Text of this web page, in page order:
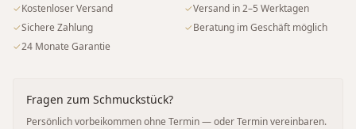
✓Kostenloser Versand ✓Versand in 2–5 Werktagen
✓Sichere Zahlung ✓Beratung im Geschäft möglich
✓24 Monate Garantie
Fragen zum Schmuckstück?
Persönlich vorbeikommen ohne Termin — oder Termin vereinbaren.